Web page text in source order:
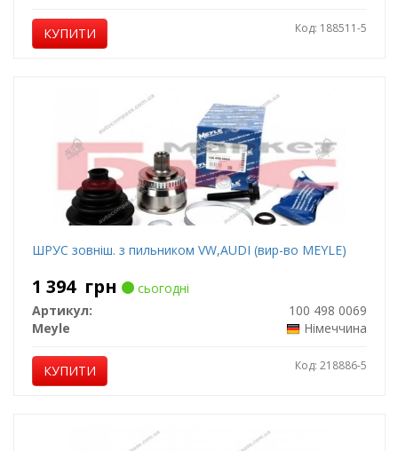
КУПИТИ Код: 188511-5
ШРУС зовніш. з пильником VW,AUDI (вир-во MEYLE)
1 394 грн
сьогодні
Артикул:
100 498 0069
Meyle
Німеччина
КУПИТИ Код: 218886-5